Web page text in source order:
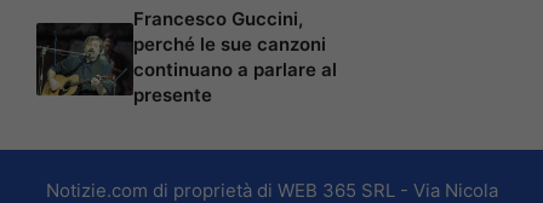
Francesco Guccini,
perché le sue canzoni
continuano a parlare al
presente
Notizie.com di proprietà di WEB 365 SRL - Via Nicola